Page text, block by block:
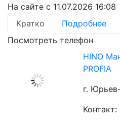
На сайте с 11.07.2026 16:08
Кратко
Подробнее
Посмотреть телефон
HINO
PROFIA
г.
Контакт: